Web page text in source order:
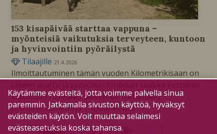
153 kisapäivää starttaa vappuna –
myönteisiä vaikutuksia terveyteen, kuntoon
ja hyvinvointiin pyöräilystä
Tilaajille 21.4.2026
Ilmoittautuminen tämän vuoden Kilometrikisaan on
kilpailuun ruvetaan jälleen kartuttamaan
pyöräilykilometrejä 1. toukokuuta.
Käytämme evästeitä, jotta voimme palvella sinua
paremmin. Jatkamalla sivuston käyttöä, hyväksyt
evästeiden käytön. Voit muuttaa selaimesi
evästeasetuksia koska tahansa.